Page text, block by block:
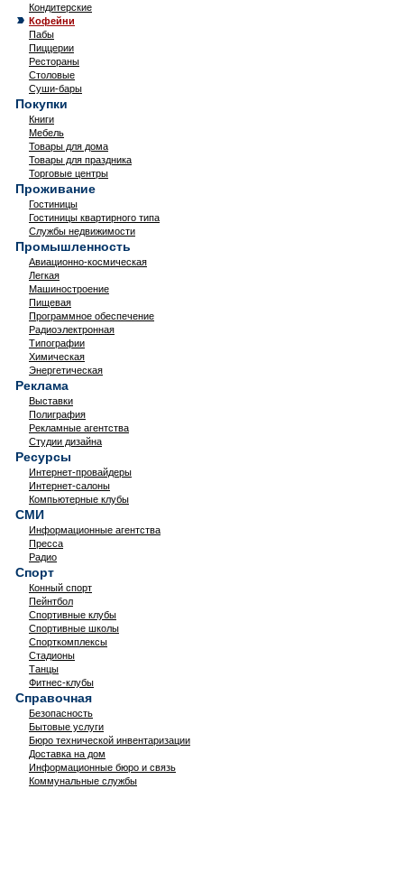
Кондитерские
Кофейни
Пабы
Пиццерии
Рестораны
Столовые
Суши-бары
Покупки
Книги
Мебель
Товары для дома
Товары для праздника
Торговые центры
Проживание
Гостиницы
Гостиницы квартирного типа
Службы недвижимости
Промышленность
Авиационно-космическая
Легкая
Машиностроение
Пищевая
Программное обеспечение
Радиоэлектронная
Типографии
Химическая
Энергетическая
Реклама
Выставки
Полиграфия
Рекламные агентства
Студии дизайна
Ресурсы
Интернет-провайдеры
Интернет-салоны
Компьютерные клубы
СМИ
Информационные агентства
Пресса
Радио
Спорт
Конный спорт
Пейнтбол
Спортивные клубы
Спортивные школы
Спорткомплексы
Стадионы
Танцы
Фитнес-клубы
Справочная
Безопасность
Бытовые услуги
Бюро технической инвентаризации
Доставка на дом
Информационные бюро и связь
Коммунальные службы